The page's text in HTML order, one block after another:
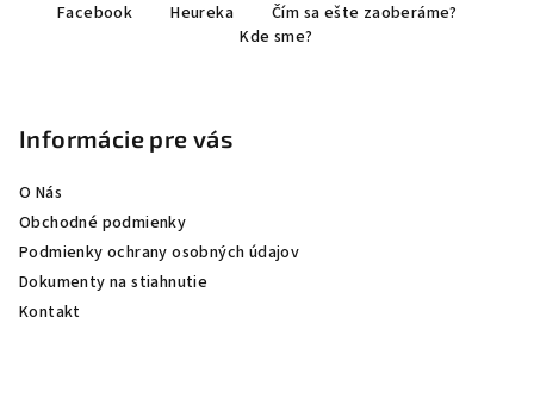
Facebook Heureka
Čím sa ešte zaoberáme?
Kde sme?
Informácie pre vás
O Nás
Obchodné podmienky
Podmienky ochrany osobných údajov
Dokumenty na stiahnutie
Kontakt